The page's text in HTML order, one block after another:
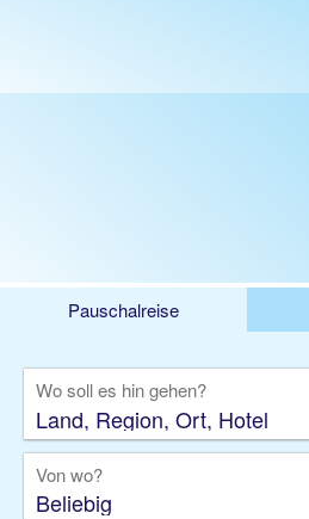
Pauschalreise
Rundreise
Kreuzfahrt
Gruppenreise
Camper
Wo soll es hin gehen?
Von wo?
Beliebig